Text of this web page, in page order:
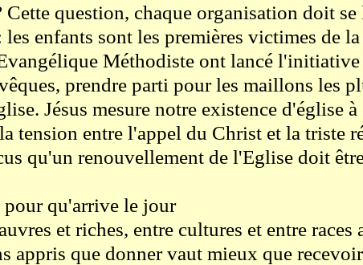
question, chaque organisation doit se
enfants sont les premières victimes de
Méthodiste ont lancé
prendre parti pour les maillons les
Jésus mesure notre existence d'église
entre l'appel du Christ et la triste
qu'un renouvellement de l'Eglise doit
pour qu'arrive le jour
et riches, entre cultures et entre races
appris que donner vaut mieux que